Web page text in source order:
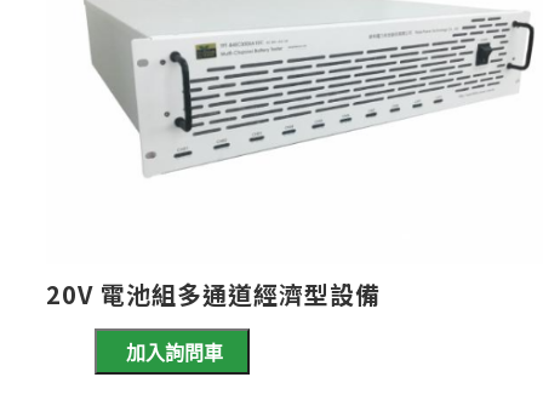
20V 電池組多通道經濟型設備
加入詢問車